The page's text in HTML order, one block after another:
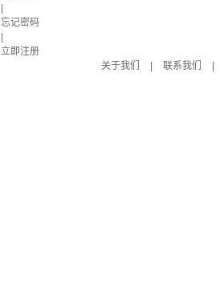
忘记密码
立即注册
关于我们
联系我们